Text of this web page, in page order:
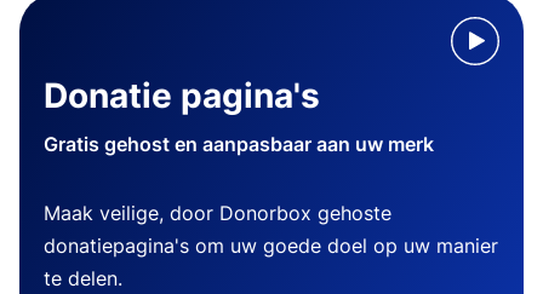
Donatie pagina's
Gratis gehost en aanpasbaar aan uw merk
Maak veilige, door Donorbox gehoste
donatiepagina's om uw goede doel op uw manier
te delen.